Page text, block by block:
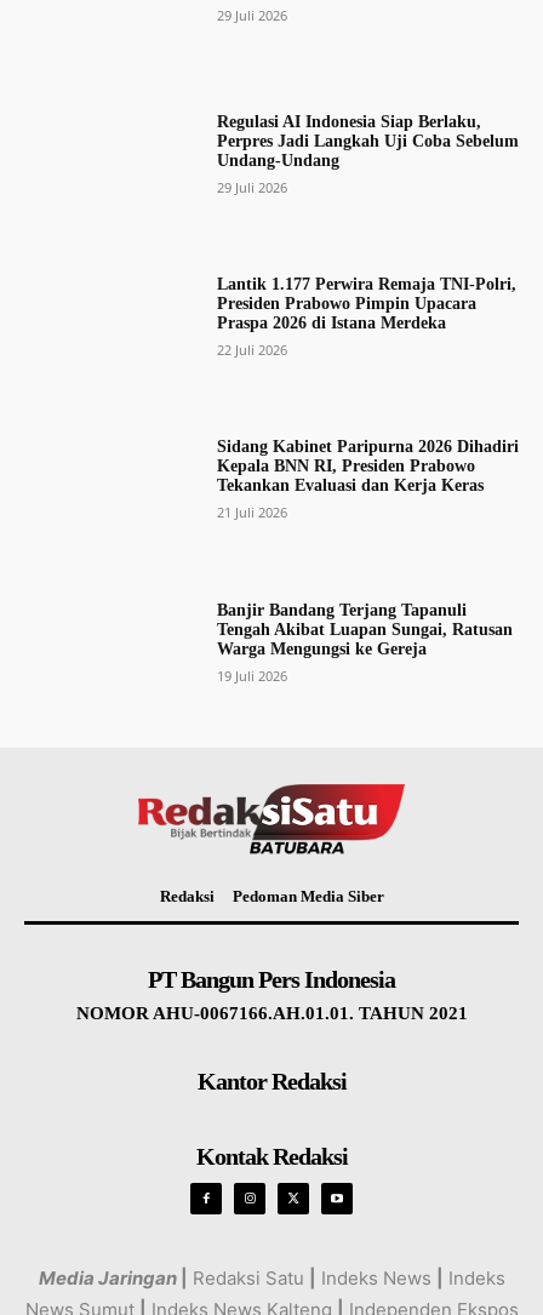
29 Juli 2026
Regulasi AI Indonesia Siap Berlaku,
Perpres Jadi Langkah Uji Coba Sebelum
Undang-Undang
29 Juli 2026
Lantik 1.177 Perwira Remaja TNI-Polri,
Presiden Prabowo Pimpin Upacara
Praspa 2026 di Istana Merdeka
22 Juli 2026
Sidang Kabinet Paripurna 2026 Dihadiri
Kepala BNN RI, Presiden Prabowo
Tekankan Evaluasi dan Kerja Keras
21 Juli 2026
Banjir Bandang Terjang Tapanuli
Tengah Akibat Luapan Sungai, Ratusan
Warga Mengungsi ke Gereja
19 Juli 2026
Redaksi Pedoman Media Siber
PT Bangun Pers Indonesia
NOMOR AHU-0067166.AH.01.01. TAHUN 2021
Kantor Redaksi
Kontak Redaksi
Media Jaringan Redaksi Satu Indeks News
Indeks
News Sumut
Indeks News Kalteng Independen Ekspos